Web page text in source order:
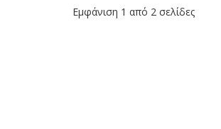
Εμφάνιση 1 από 2 σελίδες